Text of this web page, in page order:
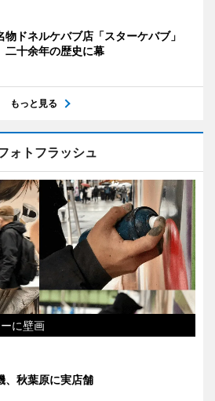
物ドネルケバブ店「スターケバブ」
十余年の歴史に幕
もっと見る
ォトフラッシュ
に壁画
、秋葉原に実店舗